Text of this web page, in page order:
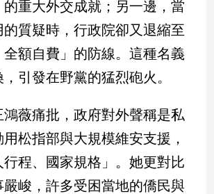
重大外交成就；另一邊，當
質疑時，行政院卻又退縮至
全額自費」的防線。這種名義
，引發在野黨的猛烈砲火。
薇痛批，政府對外聲稱是私
松指部與大規模維安支援，
程、國家規格」。她更對比
峻，許多受困當地的僑民與